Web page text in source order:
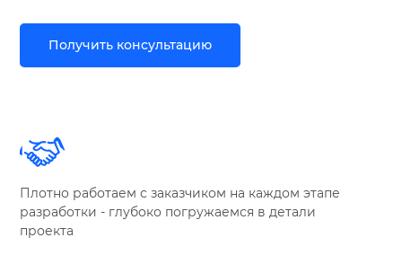
Получить консультацию
Плотно работаем с заказчиком на каждом этапе
разработки - глубоко погружаемся в детали
проекта